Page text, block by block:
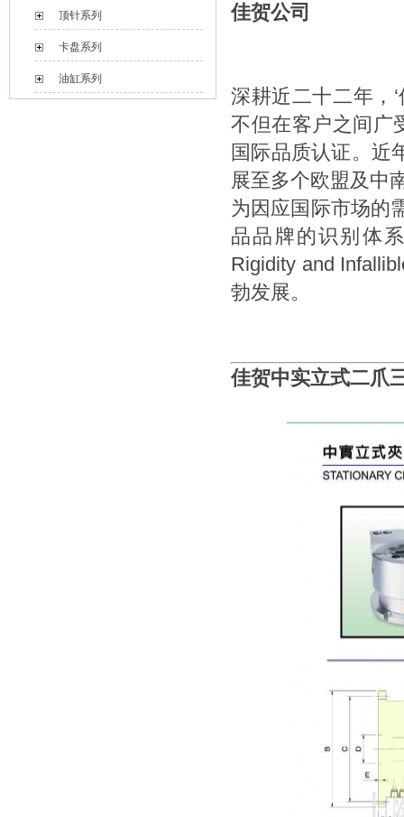
佳贺公司
深耕近二十二年，
不但在客户之间广
国际品质认证。近
展至多个欧盟及中
为因应国际市场的
品品牌的识别体
Rigidity and
勃发展。
佳贺中实立式二爪
顶针系列
卡盘系列
油缸系列